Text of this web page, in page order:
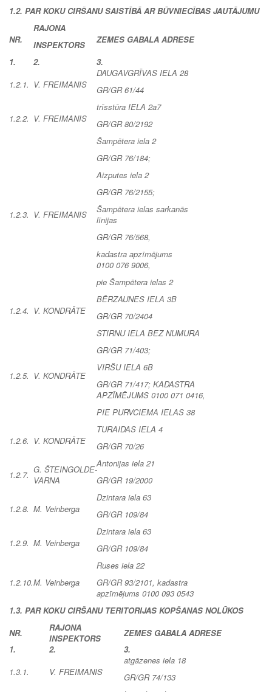
1.2. PAR KOKU CIRŠANU SAISTĪBĀ AR BŪVNIECĪBAS JAUTĀJUMU
NR.
RAJONA
INSPEKTORS
ZEMES GABALA ADRESE
1.
2.
3.
1.2.1. V. FREIMANIS
DAUGAVGRĪVAS IELA 28
GR/GR 61/44
1.2.2. V. FREIMANIS
trīsstūra IELA 2a7
GR/GR 80/2192
1.2.3. V. FREIMANIS
Šampētera iela 2
GR/GR 76/184;
Aizputes iela 2
GR/GR 76/2155;
Šampētera ielas sarkanās
līnijas
GR/GR 76/568,
kadastra apzīmējums
0100 076 9006,
pie Šampētera ielas 2
1.2.4. V. KONDRĀTE
BĒRZAUNES IELA 3B
GR/GR 70/2404
1.2.5. V. KONDRĀTE
STIRNU IELA BEZ NUMURA
GR/GR 71/403;
VIRŠU IELA 6B
GR/GR 71/417; KADASTRA
APZĪMĒJUMS 0100 071 0416,
PIE PURVCIEMA IELAS 38
1.2.6. V. KONDRĀTE
TURAIDAS IELA 4
GR/GR 70/26
1.2.7. G. ŠTEINGOLDE-
VARNA
Antonijas iela 21
GR/GR 19/2000
1.2.8. M. Veinberga
Dzintara iela 63
GR/GR 109/84
1.2.9. M. Veinberga
Dzintara iela 63
GR/GR 109/84
1.2.10.M. Veinberga
Ruses iela 22
GR/GR 93/2101, kadastra
apzīmējums 0100 093 0543
1.3. PAR KOKU CIRŠANU TERITORIJAS KOPŠANAS NOLŪKOS
NR.
RAJONA
INSPEKTORS
ZEMES GABALA ADRESE
1.
2.
3.
1.3.1.
V. FREIMANIS
atgāzenes iela 18
GR/GR 74/133